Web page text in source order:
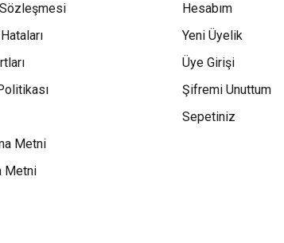
Metni
Metni
Hesabım
Yeni Üyelik
Üye Girişi
Şifremi Unuttum
Sepetiniz